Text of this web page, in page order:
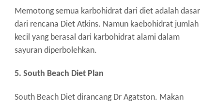
Memotong semua karbohidrat dari diet adalah dasar
dari rencana Diet Atkins. Namun kaebohidrat jumlah
kecil yang berasal dari karbohidrat alami dalam
sayuran diperbolehkan.
5. South Beach Diet Plan
South Beach Diet dirancang Dr Agatston. Makan